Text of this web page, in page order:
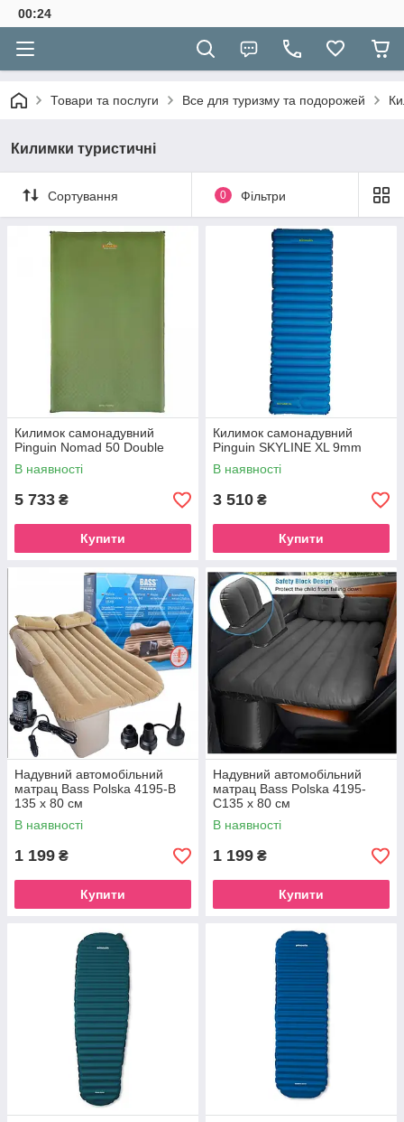
00:24
Товари та послуги Все для туризму та подорожей
Килимки туристичні
Сортування 0 Фільтри
Килимок самонадувний
Pinguin Nomad 50 Double
В наявності
5 733 ₴
Купити
Килимок самонадувний
Pinguin SKYLINE XL 9mm
В наявності
3 510 ₴
Купити
Надувний автомобільний
матрац Bass Polska 4195-B
135 х 80 см
В наявності
1 199 ₴
Купити
Надувний автомобільний
матрац Bass Polska 4195-
C135 х 80 см
В наявності
1 199 ₴
Купити